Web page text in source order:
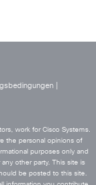
work for Cisco Systems.
the personal opinions of
purposes only and
other party. This site is
be posted to this site.